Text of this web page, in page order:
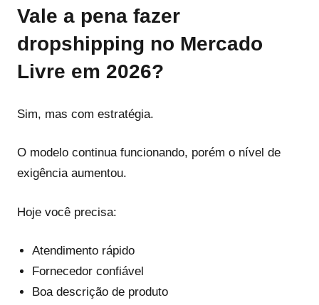
Vale a pena fazer
dropshipping no Mercado
Livre em 2026?
Sim, mas com estratégia.
O modelo continua funcionando, porém o nível de
exigência aumentou.
Hoje você precisa:
Atendimento rápido
Fornecedor confiável
Boa descrição de produto